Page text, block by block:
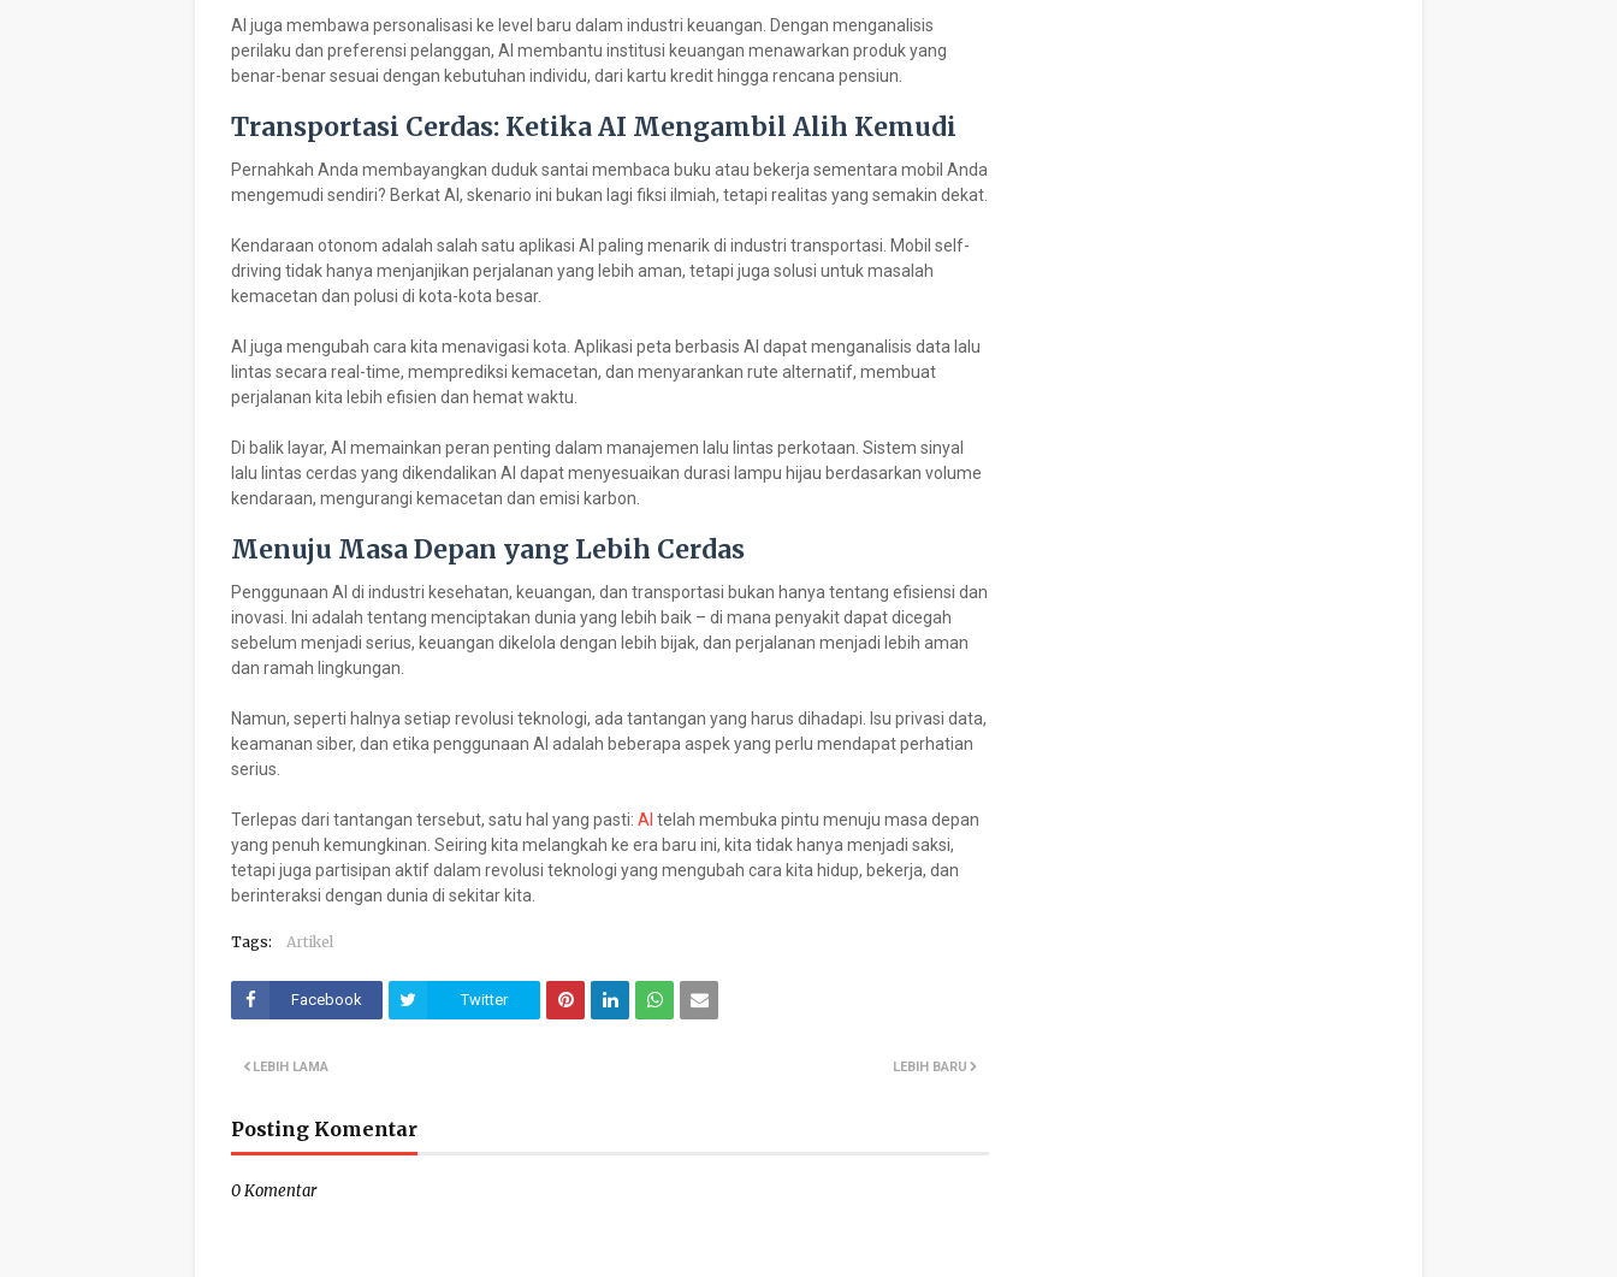
AI juga membawa personalisasi ke level baru dalam industri keuangan. Dengan menganalisis
perilaku dan preferensi pelanggan, AI membantu institusi keuangan menawarkan produk yang
benar-benar sesuai dengan kebutuhan individu, dari kartu kredit hingga rencana pensiun.
Transportasi Cerdas: Ketika AI Mengambil Alih Kemudi
Pernahkah Anda membayangkan duduk santai membaca buku atau bekerja sementara mobil Anda
mengemudi sendiri? Berkat AI, skenario ini bukan lagi fiksi ilmiah, tetapi realitas yang semakin dekat.
Kendaraan otonom adalah salah satu aplikasi AI paling menarik di industri transportasi. Mobil self-
driving tidak hanya menjanjikan perjalanan yang lebih aman, tetapi juga solusi untuk masalah
kemacetan dan polusi di kota-kota besar.
AI juga mengubah cara kita menavigasi kota. Aplikasi peta berbasis AI dapat menganalisis data lalu
lintas secara real-time, memprediksi kemacetan, dan menyarankan rute alternatif, membuat
perjalanan kita lebih efisien dan hemat waktu.
Di balik layar, AI memainkan peran penting dalam manajemen lalu lintas perkotaan. Sistem sinyal
lalu lintas cerdas yang dikendalikan AI dapat menyesuaikan durasi lampu hijau berdasarkan volume
kendaraan, mengurangi kemacetan dan emisi karbon.
Menuju Masa Depan yang Lebih Cerdas
Penggunaan AI di industri kesehatan, keuangan, dan transportasi bukan hanya tentang efisiensi dan
inovasi. Ini adalah tentang menciptakan dunia yang lebih baik – di mana penyakit dapat dicegah
sebelum menjadi serius, keuangan dikelola dengan lebih bijak, dan perjalanan menjadi lebih aman
dan ramah lingkungan.
Namun, seperti halnya setiap revolusi teknologi, ada tantangan yang harus dihadapi. Isu privasi data,
keamanan siber, dan etika penggunaan AI adalah beberapa aspek yang perlu mendapat perhatian
serius.
Terlepas dari tantangan tersebut, satu hal yang pasti: AI telah membuka pintu menuju masa depan
yang penuh kemungkinan. Seiring kita melangkah ke era baru ini, kita tidak hanya menjadi saksi,
tetapi juga partisipan aktif dalam revolusi teknologi yang mengubah cara kita hidup, bekerja, dan
berinteraksi dengan dunia di sekitar kita.
Tags: Artikel
Facebook Twitter
LEBIH BARU
LEBIH LAMA
Posting Komentar
0 Komentar